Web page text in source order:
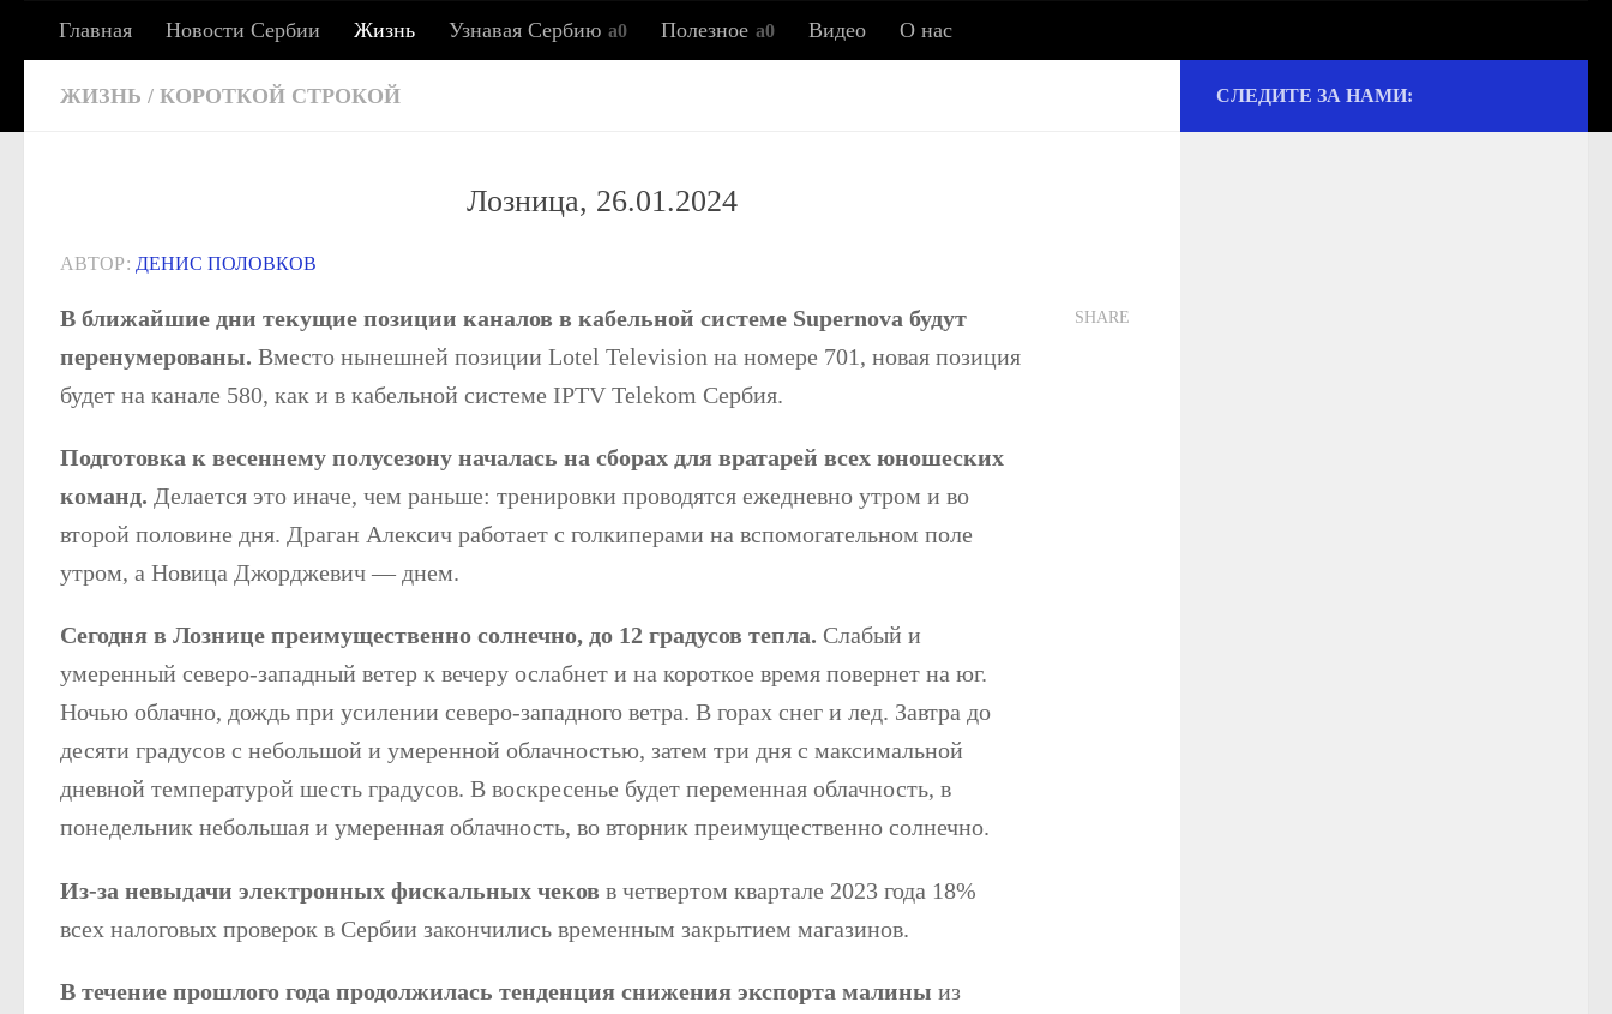
Под записью
СЕРБСКИЕ ХРОНИКИ: Всё о Сербии
Сербия сегодня: жизнь, работа, учеба, адаптация, новости, полезные советы, ссылки, заметки об истории и культуре
Главная Новости Сербии Жизнь Узнавая Сербию Полезное Видео О нас
ЖИЗНЬ / КОРОТКОЙ СТРОКОЙ
Лозница, 26.01.2024
АВТОР: ДЕНИС ПОЛОВКОВ
В ближайшие дни текущие позиции каналов в кабельной системе Supernova будут
перенумерованы. Вместо нынешней позиции Lotel Television на номере 701, новая позиция
будет на канале 580, как и в кабельной системе IPTV Telekom Сербия.
Подготовка к весеннему полусезону началась на сборах для вратарей всех юношеских
команд. Делается это иначе, чем раньше: тренировки проводятся ежедневно утром и во
второй половине дня. Драган Алексич работает с голкиперами на вспомогательном поле
утром, а Новица Джорджевич — днем.
Сегодня в Лознице преимущественно солнечно, до 12 градусов тепла. Слабый и
умеренный северо-западный ветер к вечеру ослабнет и на короткое время повернет на юг.
Ночью облачно, дождь при усилении северо-западного ветра. В горах снег и лед. Завтра до
десяти градусов с небольшой и умеренной облачностью, затем три дня с максимальной
дневной температурой шесть градусов. В воскресенье будет переменная облачность, в
понедельник небольшая и умеренная облачность, во вторник преимущественно солнечно.
Из-за невыдачи электронных фискальных чеков в четвертом квартале 2023 года 18%
всех налоговых проверок в Сербии закончились временным закрытием магазинов.
В течение прошлого года продолжилась тенденция снижения экспорта малины из
SHARE
СЛЕДИТЕ ЗА НАМИ: